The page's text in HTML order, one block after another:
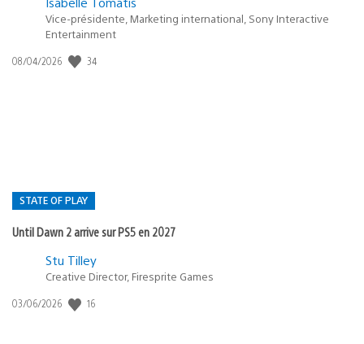
Vice-présidente, Marketing international, Sony Interactive
Entertainment
Date
08/04/2026 34
STATE OF PLAY
Until Dawn 2 arrive sur PS5 en 2027
Postée
:
Stu Tilley
Creative Director, Firesprite Games
Date
03/06/2026 16